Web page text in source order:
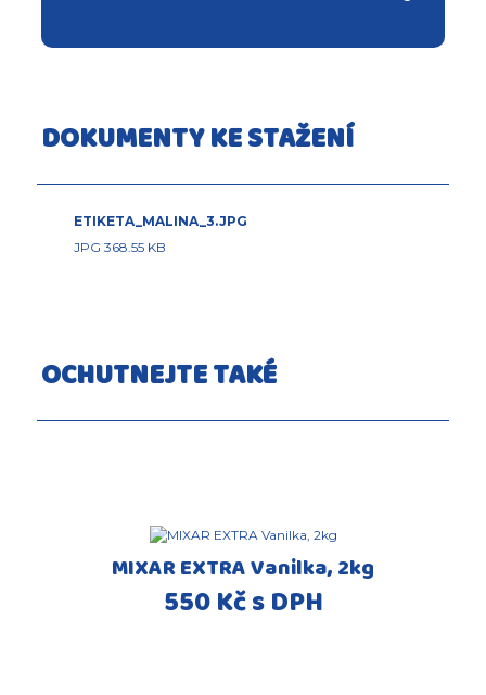
DOKUMENTY KE STAŽENÍ
ETIKETA_MALINA_3.JPG
JPG 368.55 KB
OCHUTNEJTE TAKÉ
MIXAR EXTRA Vanilka, 2kg
550 Kč s DPH